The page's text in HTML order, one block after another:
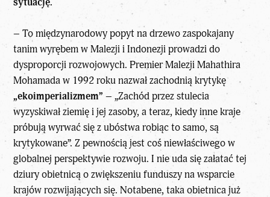
– To międzynarodowy popyt na drzewo zaspokajany
tanim wyrębem w Malezji i Indonezji prowadzi do
dysproporcji rozwojowych. Premier Malezji Mahathira
Mohamada w 1992 roku nazwał zachodnią krytykę
„ekoimperializmem” – „Zachód przez stulecia
wyzyskiwał ziemię i jej zasoby, a teraz, kiedy inne kraje
próbują wyrwać się z ubóstwa robiąc to samo, są
krytykowane”. Z pewnością jest coś niewłaściwego w
globalnej perspektywie rozwoju. I nie uda się załatać tej
dziury obietnicą o zwiększeniu funduszy na wsparcie
krajów rozwijających się. Notabene, taka obietnica już